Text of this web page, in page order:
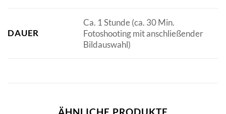
DAUER
Ca. 1 Stunde (ca. 30 Min.
Fotoshooting mit anschließender
Bildauswahl)